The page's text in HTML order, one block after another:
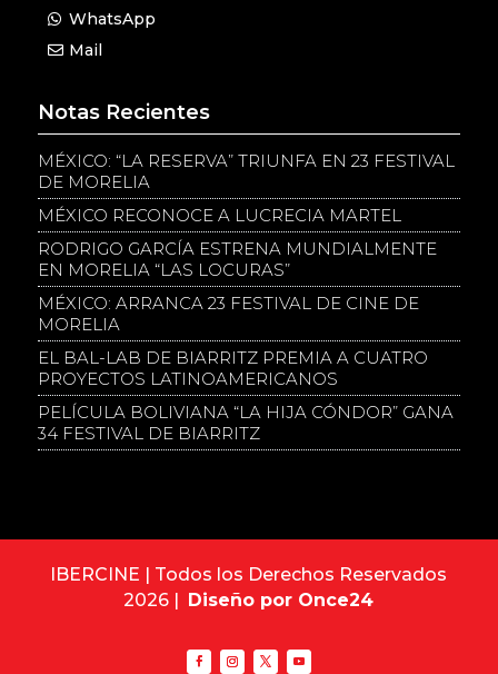
WhatsApp
Mail
Notas Recientes
MÉXICO: “LA RESERVA” TRIUNFA EN 23 FESTIVAL
DE MORELIA
MÉXICO RECONOCE A LUCRECIA MARTEL
RODRIGO GARCÍA ESTRENA MUNDIALMENTE
EN MORELIA “LAS LOCURAS”
MÉXICO: ARRANCA 23 FESTIVAL DE CINE DE
MORELIA
EL BAL-LAB DE BIARRITZ PREMIA A CUATRO
PROYECTOS LATINOAMERICANOS
PELÍCULA BOLIVIANA “LA HIJA CÓNDOR” GANA
34 FESTIVAL DE BIARRITZ
IBERCINE | Todos los Derechos Reservados
2026 | Diseño por Once24